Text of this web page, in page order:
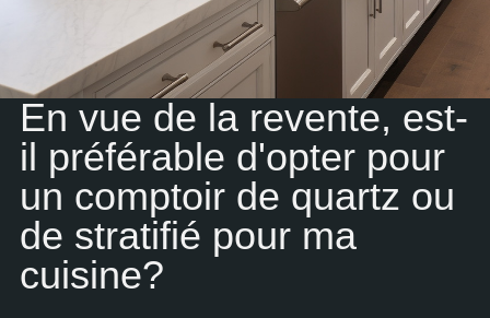
En vue de la revente, est-
il préférable d'opter pour
un comptoir de quartz ou
de stratifié pour ma
cuisine?